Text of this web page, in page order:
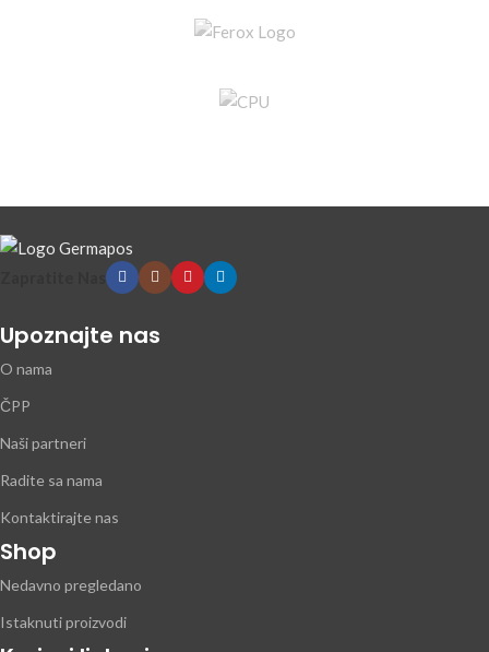
Upoznajte nas
O nama
ČPP
Naši partneri
Radite sa nama
Kontaktirajte nas
Shop
Nedavno pregledano
Istaknuti proizvodi